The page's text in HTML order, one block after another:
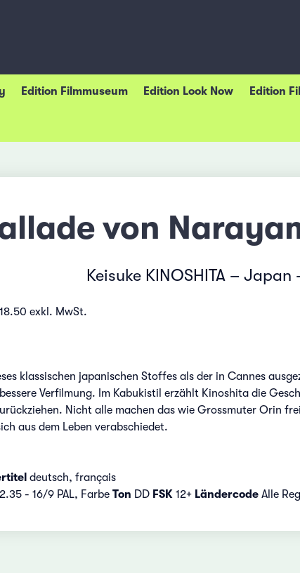
Edition Filmmuseum Edition Look Now Edition
von
Keisuke KINOSHITA – Japan
exkl. MwSt.
klassischen japanischen Stoffes als der in Cannes
Verfilmung. Im Kabukistil erzählt Kinoshita die
Nicht alle machen das wie Grossmuter Orin
aus dem Leben verabschiedet.
deutsch, français
- 16/9 PAL, Farbe Ton DD FSK12+ LändercodeAlle